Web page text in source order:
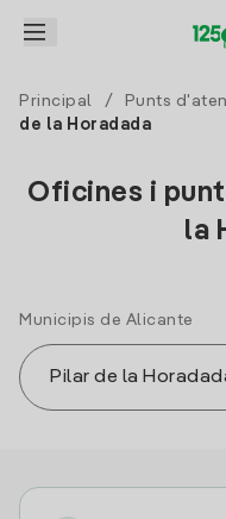
Principal / Punts
de la Horadada
Oficines i
la
Municipis de Alicante